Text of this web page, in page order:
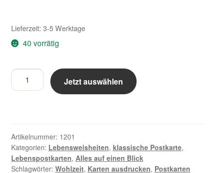
Lieferzeit: 3-5 Werktage
40 vorrätig
Die
Weichen
stellen
wir
am
Jetzt auswählen
Artikelnummer: 1201
Kategorien: Lebensweisheiten, klassische Postkarte,
Lebenspostkarten, Alles auf einen Blick
Schlagwörter: Wohlzeit, Karten ausdrucken, Postkarten